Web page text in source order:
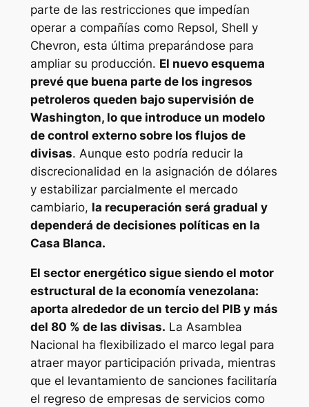
parte de las restricciones que impedían
operar a compañías como Repsol, Shell y
Chevron, esta última preparándose para
ampliar su producción. El nuevo esquema
prevé que buena parte de los ingresos
petroleros queden bajo supervisión de
Washington, lo que introduce un modelo
de control externo sobre los flujos de
divisas. Aunque esto podría reducir la
discrecionalidad en la asignación de dólares
y estabilizar parcialmente el mercado
cambiario, la recuperación será gradual y
dependerá de decisiones políticas en la
Casa Blanca.
El sector energético sigue siendo el motor
estructural de la economía venezolana:
aporta alrededor de un tercio del PIB y más
del 80 % de las divisas. La Asamblea
Nacional ha flexibilizado el marco legal para
atraer mayor participación privada, mientras
que el levantamiento de sanciones facilitaría
el regreso de empresas de servicios como